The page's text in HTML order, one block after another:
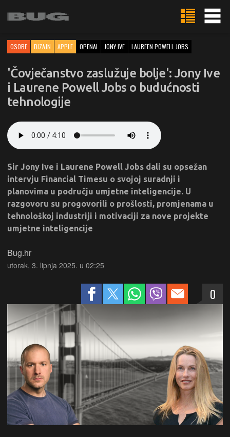
OSOBE DIZAJN APPLE OPENAI JONY IVE LAUREEN POWELL JOBS
'Čovječanstvo zaslužuje bolje': Jony Ive
i Laurene Powell Jobs o budućnosti
tehnologije
Sir Jony Ive i Laurene Powell Jobs dali su opsežan
intervju Financial Timesu o svojoj suradnji i
planovima u području umjetne inteligencije. U
razgovoru su progovorili o prošlosti, promjenama u
tehnološkoj industriji i motivaciji za nove projekte
umjetne inteligencije
Bug.hr
utorak, 3. lipnja 2025. u 02:25
0